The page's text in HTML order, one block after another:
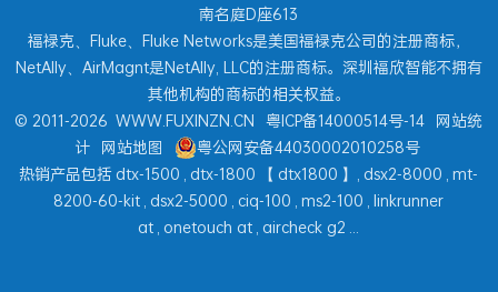
南名庭D座613
福禄克、Fluke、Fluke Networks是美国福禄克公司的注册商标，
NetAlly、AirMagnt是NetAlly, LLC的注册商标。深圳福欣智能不拥有
其他机构的商标的相关权益。
© 2011-2026 WWW.FUXINZN.CN 粤ICP备14000514号-14 网站统
计 网站地图
粤公网安备44030002010258号
热销产品包括 dtx-1500 , dtx-1800 【 dtx1800 】, dsx2-8000 , mt-
8200-60-kit , dsx2-5000 , ciq-100 , ms2-100 , linkrunner
at , onetouch at , aircheck g2 ...